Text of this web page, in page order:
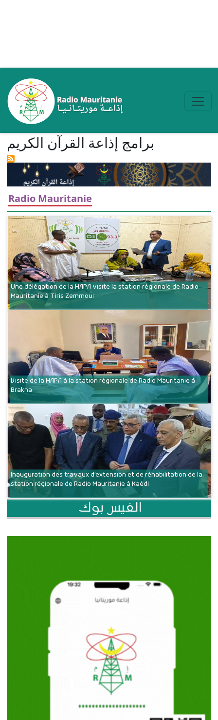
برامج إذاعة القرآن الكریم
Radio Mauritanie
Une délégation de la HAPA visite la station régionale de Radio
Mauritanie à Tiris Zemmour
Visite de la HAPA à la station régionale de Radio Mauritanie à
Brakna
Inauguration des travaux d’extension et de réhabilitation de la
station régionale de Radio Mauritanie à Kaédi
الفيس بوك